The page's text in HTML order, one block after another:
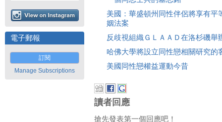
電子郵報
訂閱
Manage Subscriptions
美國：華盛頓州同性伴侶將享有平
姻法案
反歧視組織ＧＬＡＡＤ在洛杉磯舉
哈佛大學將設立同性戀相關研究的
美國同性戀權益運動今昔
讀者回應
搶先發表第一個回應吧！